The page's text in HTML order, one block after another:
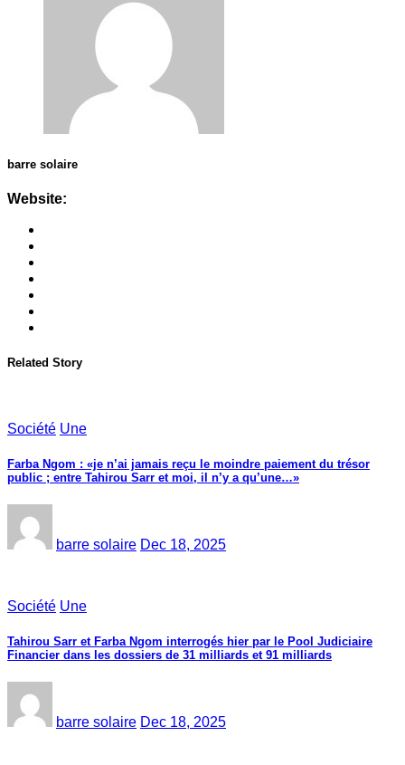
barre solaire
Website:
Related Story
Société Une
Farba Ngom : «je n’ai jamais reçu le moindre paiement du trésor
public ; entre Tahirou Sarr et moi, il n’y a qu’une…»
barre solaire Dec 18, 2025
Société Une
Tahirou Sarr et Farba Ngom interrogés hier par le Pool Judiciaire
Financier dans les dossiers de 31 milliards et 91 milliards
barre solaire Dec 18, 2025